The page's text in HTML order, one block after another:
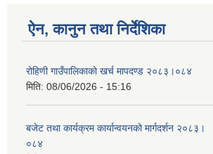
ऐन, कानुन तथा निर्देशिका
रोहिणी गाउँपालिकाको खर्च मापदण्ड २०८३।०८४
मिति: 08/06/2026 - 15:16
बजेट तथा कार्यक्रम कार्यान्वयनको मार्गदर्शन २०८३।
०८४